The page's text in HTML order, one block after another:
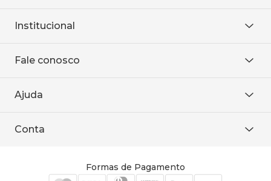
Institucional
Onde encontrar
Baixe o APP
Fale conosco
WhatsApp
Ajuda
Política de entrega
Conta
Cadastre-se
Formas de Pagamento